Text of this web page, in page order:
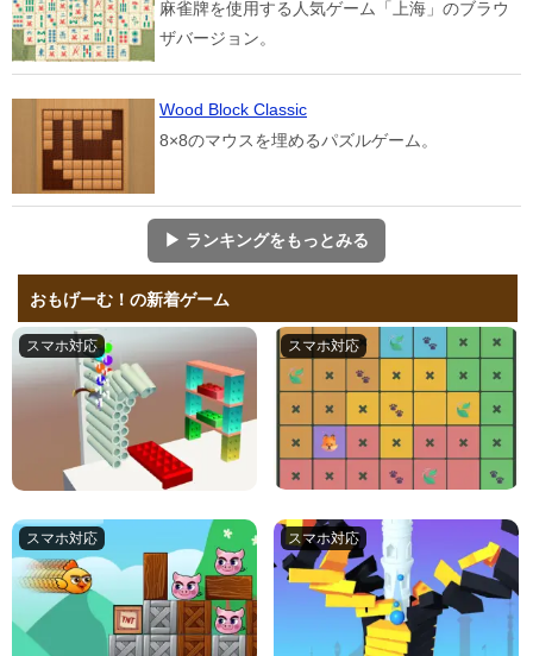
麻雀牌を使用する人気ゲーム「上海」のブラウ
ザバージョン。
Wood Block Classic
8×8のマウスを埋めるパズルゲーム。
▶ ランキングをもっとみる
おもげーむ！の新着ゲーム